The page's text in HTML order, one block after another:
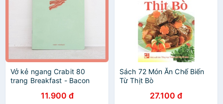
Vở kẻ ngang Crabit 80
trang Breakfast - Bacon
11.900 đ
Sách 72 Món Ăn Chế Biến
Từ Thịt Bò
27.100 đ